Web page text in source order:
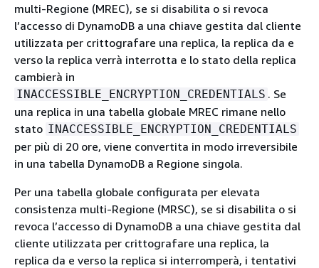
multi-Regione (MREC), se si disabilita o si revoca
l’accesso di DynamoDB a una chiave gestita dal cliente
utilizzata per crittografare una replica, la replica da e
verso la replica verrà interrotta e lo stato della replica
cambierà in
INACCESSIBLE_ENCRYPTION_CREDENTIALS . Se
una replica in una tabella globale MREC rimane nello
stato INACCESSIBLE_ENCRYPTION_CREDENTIALS
per più di 20 ore, viene convertita in modo irreversibile
in una tabella DynamoDB a Regione singola.
Per una tabella globale configurata per elevata
consistenza multi-Regione (MRSC), se si disabilita o si
revoca l’accesso di DynamoDB a una chiave gestita dal
cliente utilizzata per crittografare una replica, la
replica da e verso la replica si interromperà, i tentativi